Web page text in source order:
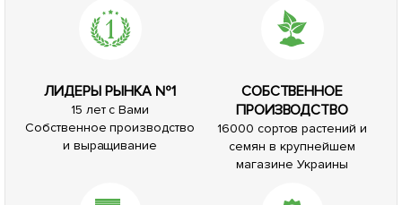
ЛИДЕРЫ РЫНКА №1
15 лет с Вами
Собственное производство
и выращивание
СОБСТВЕННОЕ
ПРОИЗВОДСТВО
16000 сортов растений и
семян в крупнейшем
магазине Украины